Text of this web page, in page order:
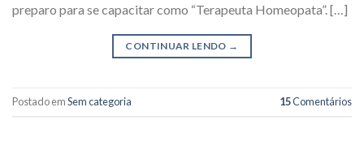
preparo para se capacitar como “Terapeuta Homeopata”. […]
CONTINUAR LENDO →
Postado emSem categoria 15Comentários